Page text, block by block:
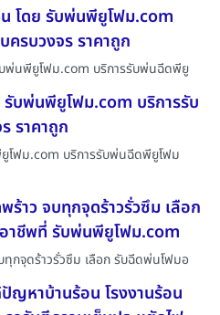
โดย รับพ่นพียูโฟม.com
รบวงจร ราคาถูก
พ่นพียูโฟม.com บริการรับพ่นฉีดพียู
บพ่นพียูโฟม.com บริการรับ
ราคาถูก
โฟม.com บริการรับพ่นฉีดพียูโฟม
าว จบทุกจุดร้าวรั่วซึม เลือก
าชีพที่ รับพ่นพียูโฟม.com
กจุดร้าวรั่วซึม เลือก รับฉีดพ่นโฟมอ
ญหาบ้านร้อน โรงงานร้อน